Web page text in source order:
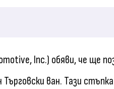
Inc.) обяви, че ще
ван. Тази